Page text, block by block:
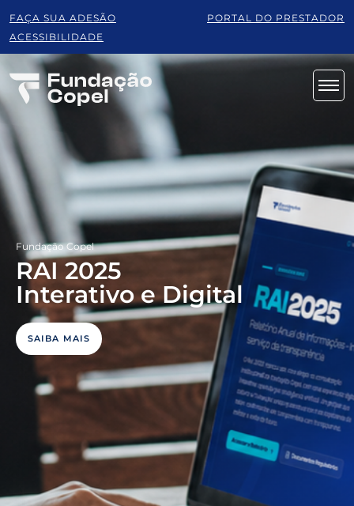
FAÇA SUA ADESÃO
PORTAL DO PRESTADOR
ACESSIBILIDADE
Fundação Copel
RAI 2025
Interativo e Digital
SAIBA MAIS